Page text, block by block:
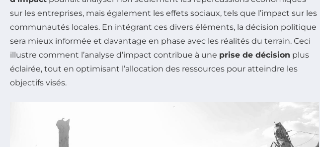
sur les entreprises, mais également les effets sociaux, tels que l’impact sur les
communautés locales. En intégrant ces divers éléments, la décision politique
sera mieux informée et davantage en phase avec les réalités du terrain. Ceci
illustre comment l’analyse d’impact contribue à une prise de décision plus
éclairée, tout en optimisant l’allocation des ressources pour atteindre les
objectifs visés.